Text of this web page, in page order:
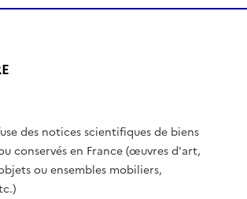
des notices scientifiques de biens
conservés en France (œuvres d'art,
ou ensembles mobiliers,